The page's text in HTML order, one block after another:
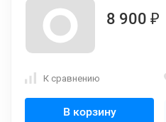
8 900 ₽
К сравнению
В корзину